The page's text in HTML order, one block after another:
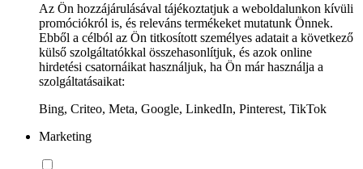
Az Ön hozzájárulásával tájékoztatjuk a weboldalunkon kívüli
promóciókról is, és releváns termékeket mutatunk Önnek.
Ebből a célból az Ön titkosított személyes adatait a következő
külső szolgáltatókkal összehasonlítjuk, és azok online
hirdetési csatornáikat használjuk, ha Ön már használja a
szolgáltatásaikat:
Bing, Criteo, Meta, Google, LinkedIn, Pinterest, TikTok
Marketing